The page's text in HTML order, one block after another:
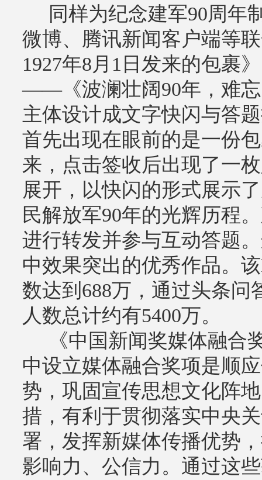
同样为纪念建军90周年
微博、腾讯新闻客户端等
1927年8月1日发来的包裹
——《波澜壮阔90年，难忘
主体设计成文字快闪与答
首先出现在眼前的是一份
来，点击签收后出现了一
展开，以快闪的形式展示
民解放军90年的光辉历程
进行转发并参与互动答题
中效果突出的优秀作品。
数达到688万，通过头条
人数总计约有5400万。
《中国新闻奖媒体融合
中设立媒体融合奖项是顺
势，巩固宣传思想文化阵
措，有利于贯彻落实中央
署，发挥新媒体传播优势
影响力、公信力。通过这